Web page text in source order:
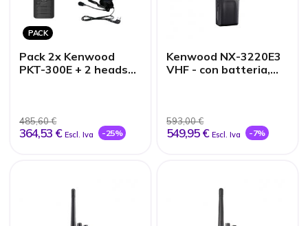
PACK
Pack 2x Kenwood
PKT-300E + 2 headset
485,60 €
364,53 € Escl. Iva -25%
Kenwood NX-3220E3
VHF - con batteria,
593,00 €
549,95 € Escl. Iva -7%